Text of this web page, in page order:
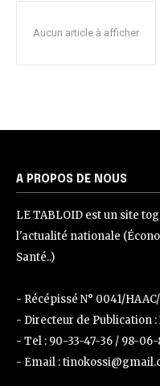
Aucun article à afficher
A PROPOS DE NOUS
LE TABLOID est un site
l'actualité nationale
Santé..)
- Récépissé N° 0041/
- Directeur de Publication :
- Tel : 90-33-47-36 / 98-06-
- Email :